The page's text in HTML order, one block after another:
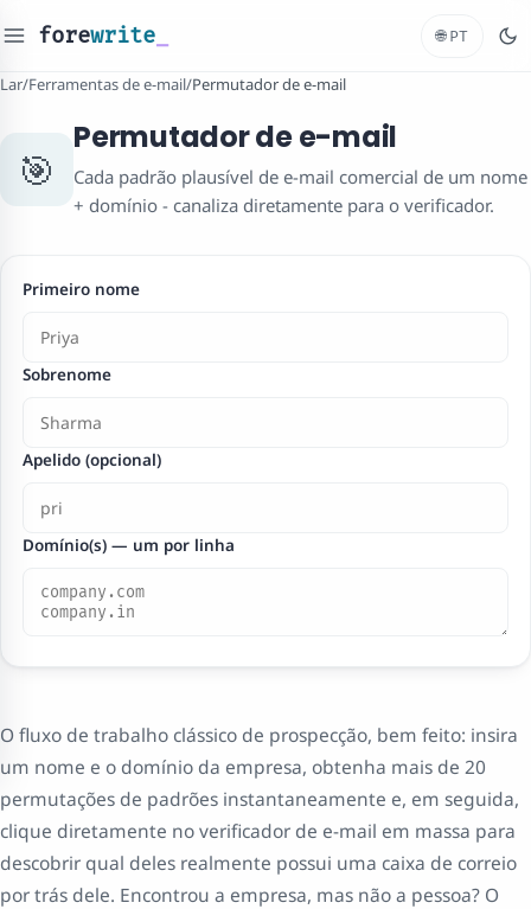
forewrite 🌐 PT
Lar/Ferramentas de e-mail/Permutador de e-mail
🎯
Permutador de e-mail
Cada padrão plausível de e-mail comercial de um nome
+ domínio - canaliza diretamente para o verificador.
Primeiro nome
Sobrenome
Apelido (opcional)
Domínio(s) — um por linha
O fluxo de trabalho clássico de prospecção, bem feito: insira
um nome e o domínio da empresa, obtenha mais de 20
permutações de padrões instantaneamente e, em seguida,
clique diretamente no verificador de e-mail em massa para
descobrir qual deles realmente possui uma caixa de correio
por trás dele. Encontrou a empresa, mas não a pessoa? O